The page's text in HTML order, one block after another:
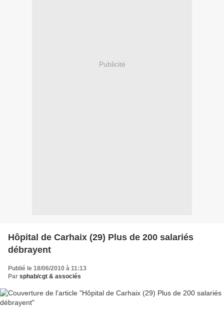
Publicité
Hôpital de Carhaix (29) Plus de 200 salariés
débrayent
Publié le 18/06/2010 à 11:13
Par sphab/cgt & associés